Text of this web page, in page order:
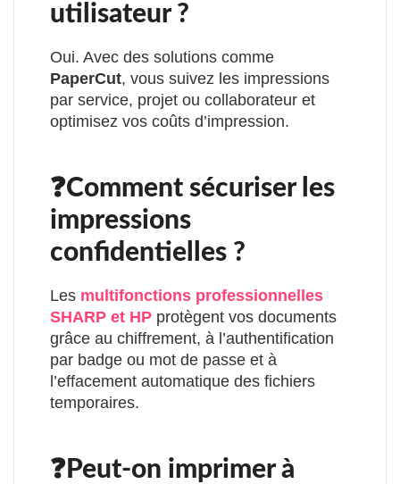
utilisateur ?
Oui. Avec des solutions comme
PaperCut, vous suivez les impressions
par service, projet ou collaborateur et
optimisez vos coûts d’impression.
❓Comment sécuriser les
impressions
confidentielles ?
Les multifonctions professionnelles
SHARP et HP protègent vos documents
grâce au chiffrement, à l’authentification
par badge ou mot de passe et à
l’effacement automatique des fichiers
temporaires.
❓Peut-on imprimer à